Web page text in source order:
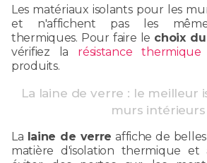
Les matériaux isolants pour les
et n'affichent pas les
thermiques. Pour faire le choix
vérifiez la résistance thermique
produits.
La laine de verre : le meilleur
murs intérieurs
La laine de verre affiche de
matière d'isolation thermique et